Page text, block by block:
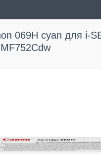
069H cyan для i-